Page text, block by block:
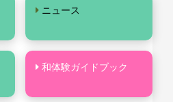
ニュース
和体験ガイドブック